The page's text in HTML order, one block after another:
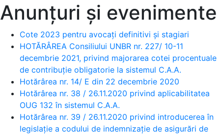
Anunțuri și evenimente
Cote 2023 pentru avocați definitivi și stagiari
HOTĂRÂREA Consiliului UNBR nr. 227/ 10-11
decembrie 2021, privind majorarea cotei procentuale
de contribuție obligatorie la sistemul C.A.A.
Hotărârea nr. 14/ E din 22 decembrie 2020
Hotărârea nr. 38 / 26.11.2020 privind aplicabilitatea
OUG 132 în sistemul C.A.A.
Hotărârea nr. 39 / 26.11.2020 privind introducerea în
legislație a codului de indemnizație de asigurări de